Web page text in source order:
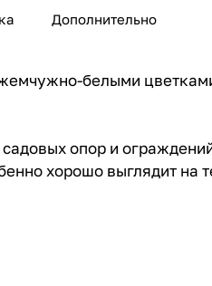
Дополнительно
белыми
опор и
хорошо выглядит на